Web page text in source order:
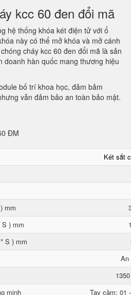
kcc 60 đen đổi mã
hệ thống khóa két điện tử với ổ
này có thể mở khóa và mở cánh
cháy kcc 60 đen đổi mã là sản
doanh hàn quốc mang thương hiệu
bố trí khoa học, đảm bảm
vẫn đảm bảo an toàn bảo mật.
Két sắt
mm
) mm
S ) mm
An
minh
Tay cầm: 01